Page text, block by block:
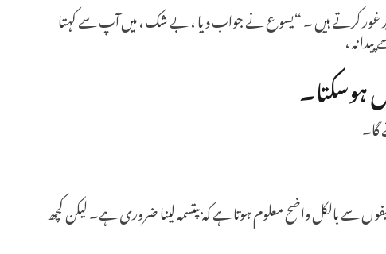
16 میں مسیح کے الفاظ پر غور کرتے ہیں ۔ “یسوع نے جواب دیا ، بے شک ، میں آپ سے کہتا
نہ ،
ہوسکتا۔
گا۔
بالکل واضح معلوم ہوتا ہے کہ بپتسمہ لینا ضروری ہے۔ لیکن کچھ